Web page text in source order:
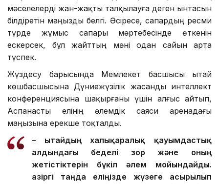
өзара сенімін, сондай-ақ стратегиялық
мәселелерді жан-жақты талқылауға деген ынтасын
білдіретін маңызды белгі. Әсіресе, сапардың ресми
түрде жұмыс сапары мәртебесінде өткенін
ескерсек, бұл жайттың мәні одан сайын арта
түспек.
Жүздесу барысында Мемлекет басшысы Қытай
көшбасшысына Дүниежүзілік жасанды интеллект
конференциясына шақырғаны үшін алғыс айтып,
Аспанасты елінің әлемдік саяси аренадағы
маңызына ерекше тоқталды.
– Қытайдың халықаралық қауымдастық
алдындағы беделі зор және оның
жетістіктерін бүкіл әлем мойындайды.